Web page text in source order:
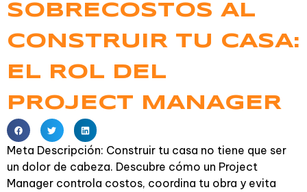
SOBRECOSTOS AL
CONSTRUIR TU CASA:
EL ROL DEL
PROJECT MANAGER
Meta Descripción: Construir tu casa no tiene que ser
un dolor de cabeza. Descubre cómo un Project
Manager controla costos, coordina tu obra y evita